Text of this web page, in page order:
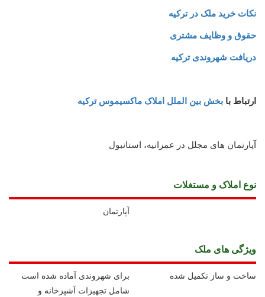
نکات خرید ملک در ترکیه
حقوق و وظایف مشتری
دریافت شهروندی ترکیه
ارتباط با بخش بین الملل املاک ماکسیموس ترکیه
آپارتمان های مجلل در عمرانیه، استانبول
نوع املاک و مستغلات
آپارتمان
ويژگی های ملک
برای شهروندی آماده شده است
ساخت و ساز تکمیل شده
شامل تجهیزات آشپزخانه و